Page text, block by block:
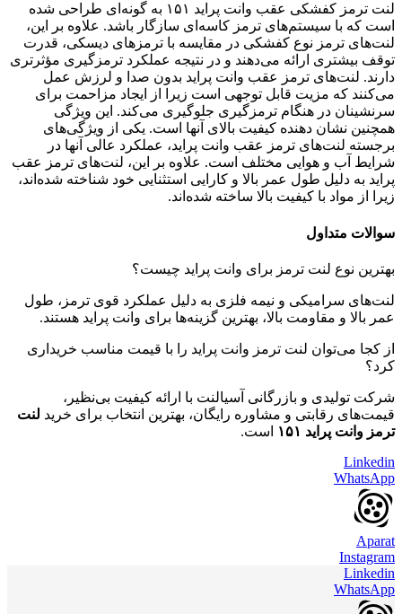
لنت ترمز کفشکی عقب وانت پراید ۱۵۱ به گونه‌ای طراحی شده
است که با سیستم‌های ترمز کاسه‌ای سازگار باشد. علاوه بر این،
لنت‌های ترمز نوع کفشکی در مقایسه با ترمزهای دیسکی، قدرت
توقف بیشتری ارائه می‌دهند و در نتیجه عملکرد ترمزگیری مؤثرتری
دارند. لنت‌های ترمز عقب وانت پراید بدون صدا و لرزش عمل
می‌کنند که مزیت قابل توجهی است زیرا از ایجاد مزاحمت برای
سرنشینان در هنگام ترمزگیری جلوگیری می‌کند. این ویژگی
همچنین نشان دهنده کیفیت بالای آنها است. یکی از ویژگی‌های
برجسته لنت‌های ترمز عقب وانت پراید، عملکرد عالی آنها در
شرایط آب و هوایی مختلف است. علاوه بر این، لنت‌های ترمز عقب
پراید به دلیل طول عمر بالا و کارایی استثنایی خود شناخته شده‌اند،
زیرا از مواد با کیفیت بالا ساخته شده‌اند.
سوالات متداول
بهترین نوع لنت ترمز برای وانت پراید چیست؟
لنت‌های سرامیکی و نیمه فلزی به دلیل عملکرد قوی ترمز، طول
عمر بالا و مقاومت بالا، بهترین گزینه‌ها برای وانت پراید هستند.
از کجا می‌توان لنت ترمز وانت پراید را با قیمت مناسب خریداری
کرد؟
شرکت تولیدی و بازرگانی آسیالنت با ارائه کیفیت بی‌نظیر،
قیمت‌های رقابتی و مشاوره رایگان، بهترین انتخاب برای خرید لنت
ترمز وانت پراید ۱۵۱
است.
Linkedin
WhatsApp
Aparat
Instagram
Linkedin
WhatsApp